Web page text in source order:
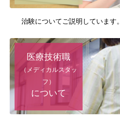
治験についてご説明しています。
医療技術職
（メディカルスタッ
フ）
について